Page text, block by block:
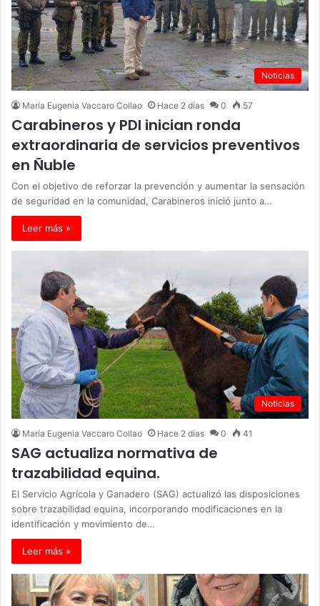
Noticias
María Eugenia Vaccaro Collao Hace 2 días 0 57
Carabineros y PDI inician ronda
extraordinaria de servicios preventivos
en Ñuble
Con el objetivo de reforzar la prevención y aumentar la sensación
de seguridad en la comunidad, Carabineros inició junto a…
Leer más »
Noticias
María Eugenia Vaccaro Collao Hace 2 días 0 41
SAG actualiza normativa de
trazabilidad equina.
El Servicio Agrícola y Ganadero (SAG) actualizó las disposiciones
sobre trazabilidad equina, incorporando modificaciones en la
identificación y movimiento de…
Leer más »